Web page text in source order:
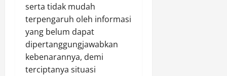
serta tidak mudah
terpengaruh oleh informasi
yang belum dapat
dipertanggungjawabkan
kebenarannya, demi
terciptanya situasi